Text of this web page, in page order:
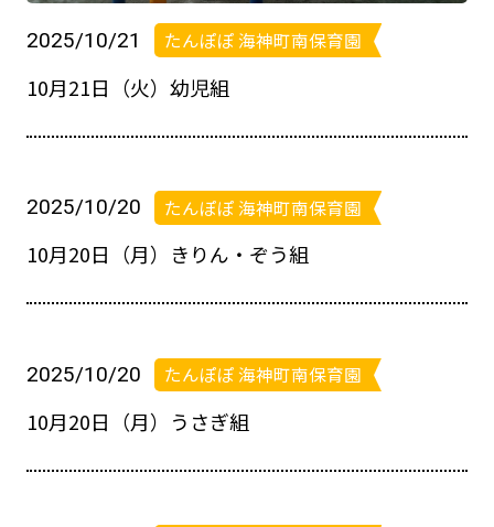
2025/10/21 たんぽぽ 海神町南保育園
10月21日（火）幼児組
2025/10/20 たんぽぽ 海神町南保育園
10月20日（月）きりん・ぞう組
2025/10/20 たんぽぽ 海神町南保育園
10月20日（月）うさぎ組